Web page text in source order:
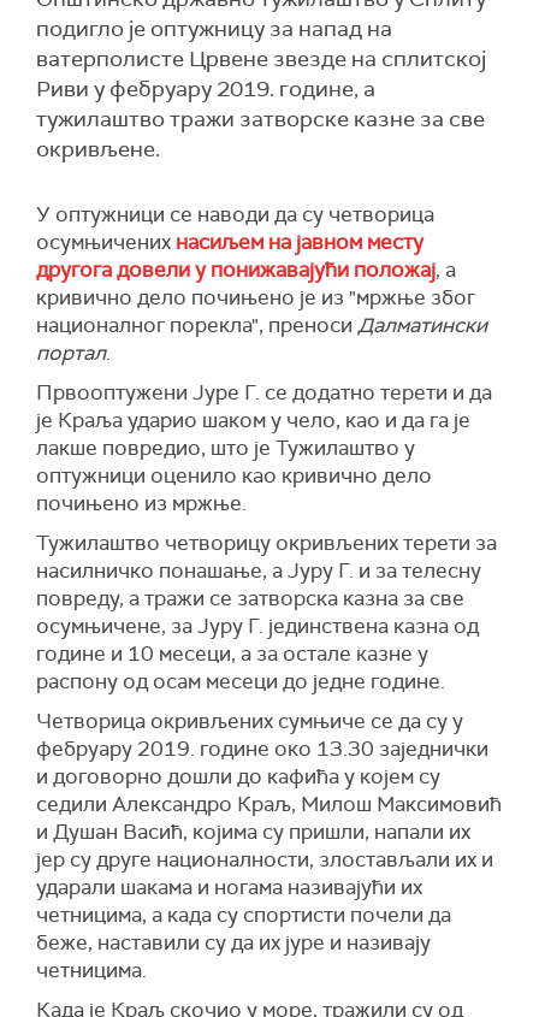
подигло је оптужницу за напад на
ватерполисте Црвене звезде на сплитској
Риви у фебруару 2019. године, а
тужилаштво тражи затворске казне за све
окривљене.
У оптужници се наводи да су четворица
осумњичених насиљем на јавном месту
другога довели у понижавајући положај, а
кривично дело почињено је из "мржње због
националног порекла", преноси Далматински
портал.
Првооптужени Јуре Г. се додатно терети и да
је Краља ударио шаком у чело, као и да га је
лакше повредио, што је Тужилаштво у
оптужници оценило као кривично дело
почињено из мржње.
Тужилаштво четворицу окривљених терети за
насилничко понашање, а Јуру Г. и за телесну
повреду, а тражи се затворска казна за све
осумњичене, за Јуру Г. јединствена казна од
године и 10 месеци, а за остале казне у
распону од осам месеци до једне године.
Четворица окривљених сумњиче се да су у
фебруару 2019. године око 13.30 заједнички
и договорно дошли до кафића у којем су
седили Александро Краљ, Милош Максимовић
и Душан Васић, којима су пришли, напали их
јер су друге националности, злостављали их и
ударали шакама и ногама називајући их
четницима, а када су спортисти почели да
беже, наставили су да их јуре и називају
четницима.
Када је Краљ скочио у море, тражили су од